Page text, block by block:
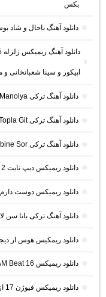
بکس
دانلود آهنگ باحال و شاد
اپیکور و سینا شعبانخانی و
دانلود آهنگ ترکی Ah Be Manolya از بوراک بولوت
دانلود آهنگ ترکی Topla Git از کورتولوش کوش
دانلود آهنگ ترکی Kalbine Sor از Bahadır Macit و Tunahan Sakar
دانلود ریمیکس دیپ نایت 2 از احسان رمزی (ریمیکس طولانی غمگین)
دانلود ریمیکس دوست
دانلود آهنگ ترکی بانا
دانلود ریمکیس هوس از
دانلود ریمیکس AM Beat 16 از دیجی AMB (پادکست طولانی شنیدنی)
دانلود ریمیکس فیوژن 17 از لیروی بیتز